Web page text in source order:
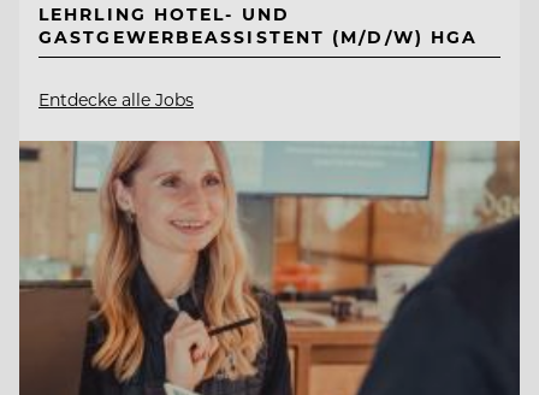
LEHRLING HOTEL- UND
GASTGEWERBEASSISTENT (M/D/W) HGA
Entdecke alle Jobs